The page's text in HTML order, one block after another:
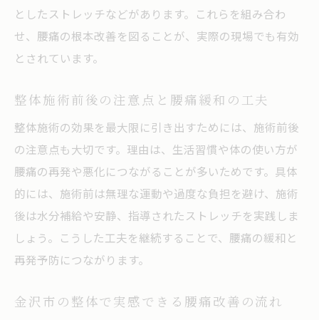
としたストレッチなどがあります。これらを組み合わ
せ、腰痛の根本改善を図ることが、実際の現場でも有効
とされています。
整体施術前後の注意点と腰痛緩和の工夫
整体施術の効果を最大限に引き出すためには、施術前後
の注意点も大切です。理由は、生活習慣や体の使い方が
腰痛の再発や悪化につながることが多いためです。具体
的には、施術前は無理な運動や過度な負担を避け、施術
後は水分補給や安静、指導されたストレッチを実践しま
しょう。こうした工夫を継続することで、腰痛の緩和と
再発予防につながります。
金沢市の整体で実感できる腰痛改善の流れ